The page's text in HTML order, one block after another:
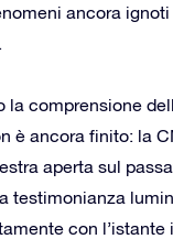
ancora
la comprensione
è ancora finito: la
aperta sul
testimonianza
con l’istante